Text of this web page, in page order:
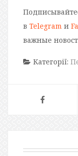
в Telegram и
важные
Категорії: